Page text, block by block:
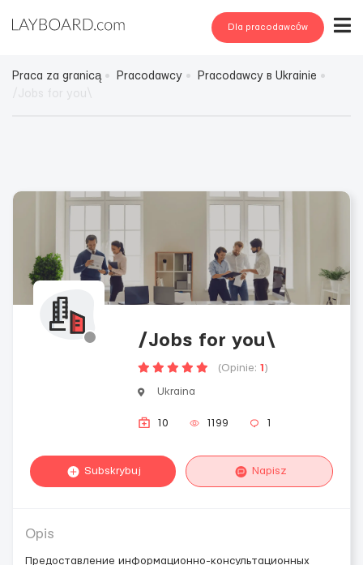
Dla pracodawców
Praca za granicą Pracodawcy
Pracodawcy в Ukrainie
/Jobs for you\
(Opinie: 1 )
Ukraina
10 1199 1
Subskrybuj Napisz
Opis
Предоставление информационно-консультационных